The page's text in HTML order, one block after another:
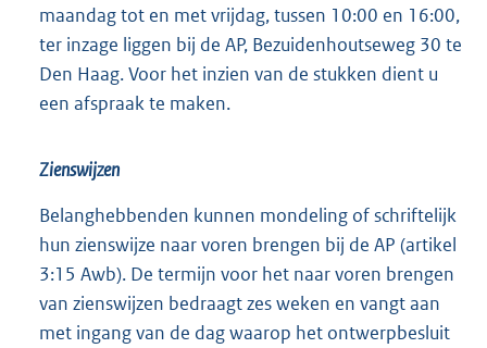
maandag tot en met vrijdag, tussen 10:00 en 16:00,
ter inzage liggen bij de AP, Bezuidenhoutseweg 30 te
Den Haag. Voor het inzien van de stukken dient u
een afspraak te maken.
Zienswijzen
Belanghebbenden kunnen mondeling of schriftelijk
hun zienswijze naar voren brengen bij de AP (artikel
3:15 Awb). De termijn voor het naar voren brengen
van zienswijzen bedraagt zes weken en vangt aan
met ingang van de dag waarop het ontwerpbesluit